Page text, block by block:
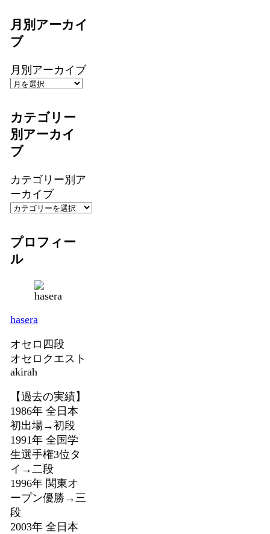
月別アーカイ
ブ
月別アーカイブ
カテゴリー
別アーカイ
ブ
カテゴリー別ア
ーカイブ
プロフィー
ル
hasera
オセロ四段
オセロクエスト
akirah
【過去の実績】
1986年 全日本
初出場→初段
1991年 全国学
生選手権3位タ
イ→二段
1996年 関東オ
ープン優勝→三
段
2003年 全日本